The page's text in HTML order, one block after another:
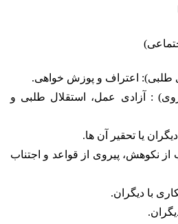
طلبی): اعتراف و پوزش خواهی.
: آزادی عمل، استقلال طلبی و
یا تحقیر آن ها.
از نکوهش، پیروی از قواعد و اجتناب
با دیگران.